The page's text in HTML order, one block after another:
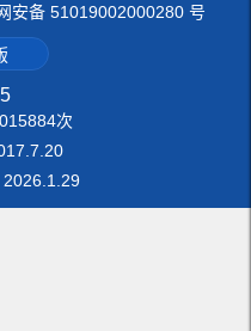
备 51019002000280 号
次
7 20
2026 1 29